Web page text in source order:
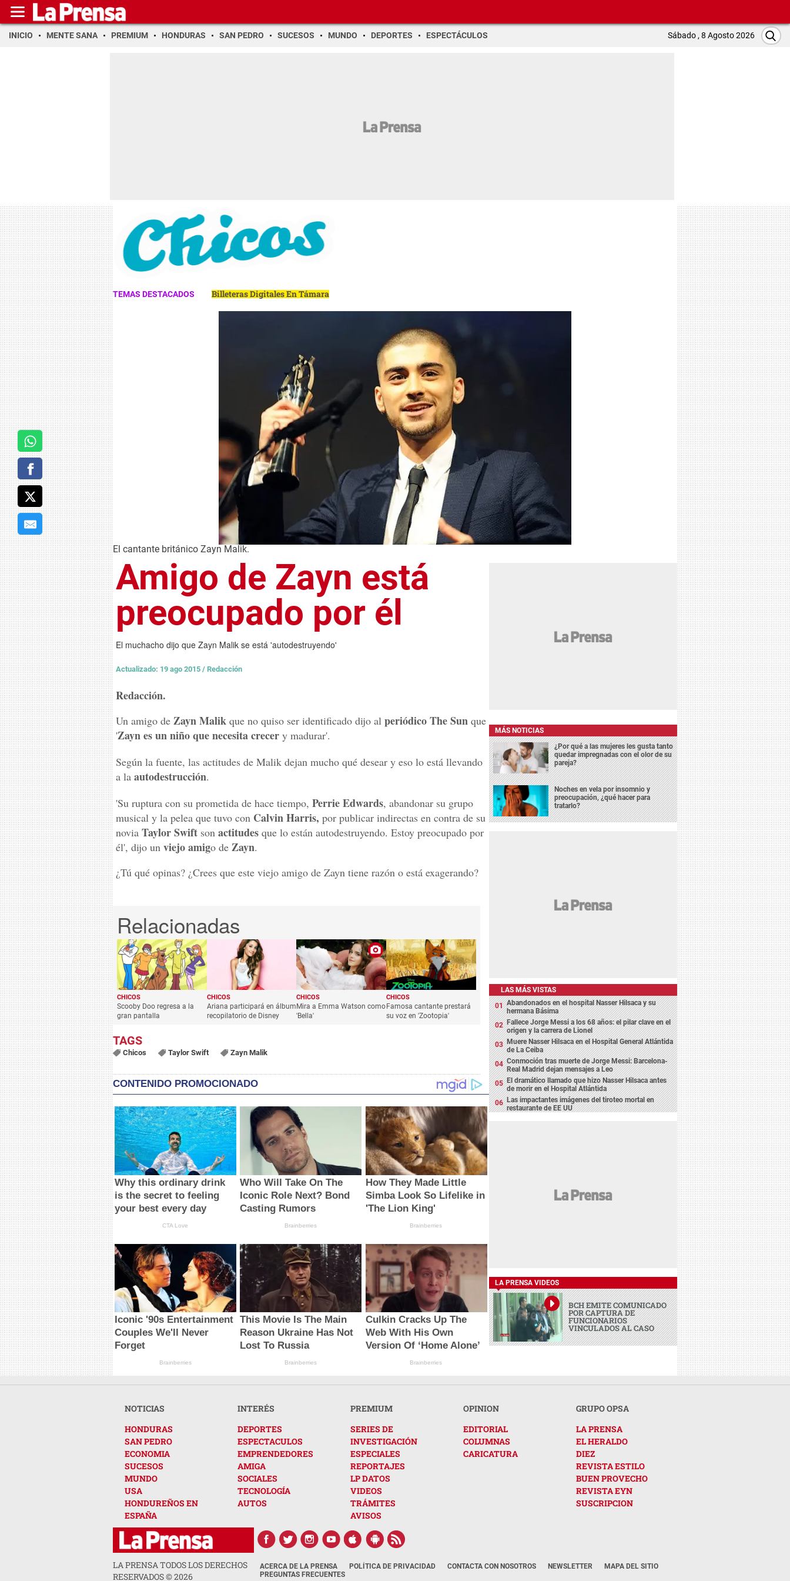
INICIO MENTE SANA PREMIUM HONDURAS SAN PEDRO SUCESOS MUNDO DEPORTES ESPECTÁCULOS Sábado , 8 Agosto 2026
TEMAS DESTACADOS Billeteras Digitales En Támara
El cantante británico Zayn Malik.
Amigo de Zayn está
preocupado por él
El muchacho dijo que Zayn Malik se está 'autodestruyendo'
Actualizado: 19 ago 2015 / Redacción
Redacción.
Un amigo de Zayn Malik que no quiso ser identificado dijo al periódicoThe Sun que
'Zayn es un niño que necesita crecer y madurar'.
Según la fuente, las actitudes de Malik dejan mucho qué desear y eso lo está llevando
a la autodestrucción.
'Su ruptura con su prometida de hace tiempo, Perrie Edwards, abandonar su grupo
musical y la pelea que tuvo con Calvin Harris, por publicar indirectas en contra de su
novia Taylor Swift son actitudes que lo están autodestruyendo. Estoy preocupado por
él', dijo un viejo amigo de Zayn.
¿Tú qué opinas? ¿Crees que este viejo amigo de Zayn tiene razón o está exagerando?
CHICOS
Scooby Doo regresa a la
gran pantalla
CHICOS
Ariana participará en álbum
recopilatorio de Disney
CHICOS
Mira a Emma Watson como
'Bella'
CHICOS
Famosa cantante prestará
su voz en 'Zootopia'
Chicos Taylor Swift Zayn Malik
CONTENIDO PROMOCIONADO
Why this ordinary drink
is the secret to feeling
your best every day
CTA Love
Who Will Take On The
Iconic Role Next? Bond
Casting Rumors
Brainberries
How They Made Little
Simba Look So Lifelike in
'The Lion King'
Brainberries
Iconic '90s Entertainment
Couples We'll Never
Forget
Brainberries
This Movie Is The Main
Reason Ukraine Has Not
Lost To Russia
Brainberries
Culkin Cracks Up The
Web With His Own
Version Of ‘Home Alone’
Brainberries
MÁS NOTICIAS
¿Por qué a las mujeres les gusta tanto
quedar impregnadas con el olor de su
pareja?
Noches en vela por insomnio y
preocupación, ¿qué hacer para
tratarlo?
LAS MÁS VISTAS
Abandonados en el hospital Nasser Hilsaca y su
hermana Básima
Fallece Jorge Messi a los 68 años: el pilar clave en el
origen y la carrera de Lionel
Muere Nasser Hilsaca en el Hospital General Atlántida
de La Ceiba
Conmoción tras muerte de Jorge Messi: Barcelona-
Real Madrid dejan mensajes a Leo
El dramático llamado que hizo Nasser Hilsaca antes
de morir en el Hospital Atlántida
Las impactantes imágenes del tiroteo mortal en
restaurante de EE UU
LA PRENSA VIDEOS
BCH EMITE COMUNICADO
POR CAPTURA DE
FUNCIONARIOS
VINCULADOS AL CASO
NOTICIAS
HONDURAS
SAN PEDRO
ECONOMIA
SUCESOS
MUNDO
USA
HONDUREÑOS EN
ESPAÑA
INTERÉS
DEPORTES
ESPECTACULOS
EMPRENDEDORES
AMIGA
SOCIALES
TECNOLOGÍA
AUTOS
PREMIUM
SERIES DE
INVESTIGACIÓN
ESPECIALES
REPORTAJES
LP DATOS
VIDEOS
TRÁMITES
AVISOS
OPINION
EDITORIAL
COLUMNAS
CARICATURA
GRUPO OPSA
LA PRENSA
EL HERALDO
DIEZ
REVISTA ESTILO
BUEN PROVECHO
REVISTA EYN
SUSCRIPCION
LA PRENSA TODOS LOS DERECHOS
RESERVADOS ©2026
ACERCA DE LA PRENSA POLÍTICA DE PRIVACIDAD CONTACTA CON NOSOTROS NEWSLETTER
MAPA DEL SITIO
PREGUNTAS FRECUENTES